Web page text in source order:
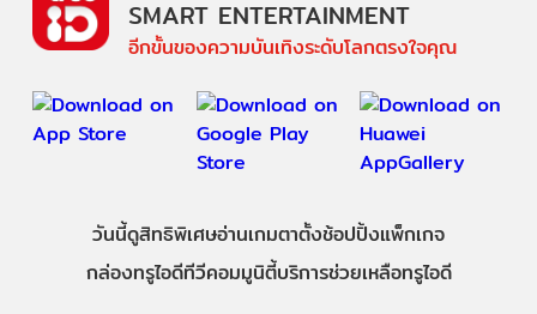
SMART ENTERTAINMENT
อีกขั้นของความบันเทิงระดับโลกตรงใจคุณ
วันนี้ดูสิทธิพิเศษอ่านเกมตาตั้งช้อปปิ้งแพ็กเกจ
กล่องทรูไอดีทีวีคอมมูนิตี้บริการช่วยเหลือทรูไอดี